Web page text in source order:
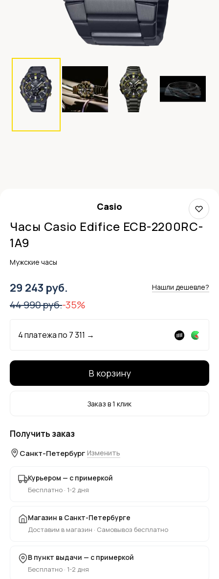
Casio
Часы Casio Edifice ECB-2200RC-
1A9
Мужские часы
29 243 руб. Нашли дешевле?
44 990 руб.-35%
4 платежа по 7 311 →
В корзину
Заказ в 1 клик
Получить заказ
Санкт-Петербург Изменить
Курьером — с примеркой
Бесплатно · 1-2 дня
Магазин в Санкт-Петербурге
Доставим в магазин · Самовывоз бесплатно
В пункт выдачи — с примеркой
Бесплатно · 1-2 дня